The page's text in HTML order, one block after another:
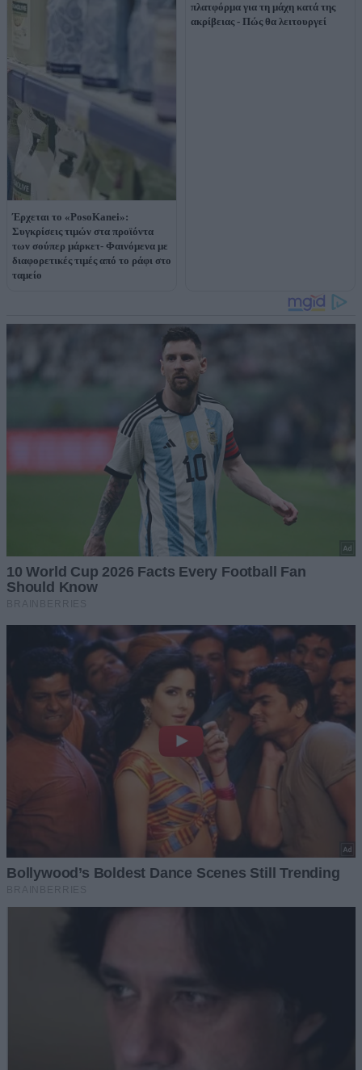
Έρχεται το «PosoKanei»:
Συγκρίσεις τιμών στα προϊόντα
των σούπερ μάρκετ- Φαινόμενα με
διαφορετικές τιμές από το ράφι στο
ταμείο
πλατφόρμα για τη μάχη κατά της
ακρίβειας - Πώς θα λειτουργεί